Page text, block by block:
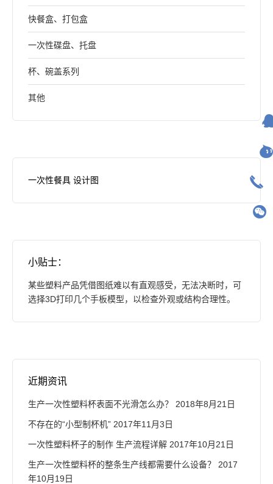
快餐盒、打包盒
一次性碟盘、托盘
杯、碗盖系列
其他
一次性餐具 设计图
小贴士：
某些塑料产品凭借图纸难以有直观感受，无法决断时，可
选择3D打印几个手板模型，以检查外观或结构合理性。
近期资讯
生产一次性塑料杯表面不光滑怎么办？ 2018年8月21日
不存在的“小型制杯机” 2017年11月3日
一次性塑料杯子的制作 生产流程详解 2017年10月21日
生产一次性塑料杯的整条生产线都需要什么设备？
2017
年10月19日